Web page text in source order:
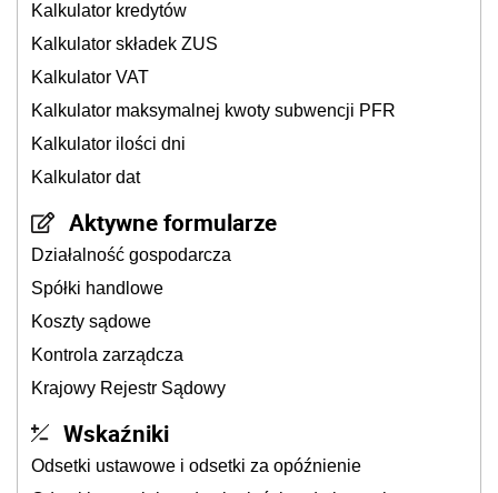
Kalkulator kredytów
Kalkulator składek ZUS
Kalkulator VAT
Kalkulator maksymalnej kwoty subwencji PFR
Kalkulator ilości dni
Kalkulator dat
Aktywne formularze
Działalność gospodarcza
Spółki handlowe
Koszty sądowe
Kontrola zarządcza
Krajowy Rejestr Sądowy
Wskaźniki
Odsetki ustawowe i odsetki za opóźnienie